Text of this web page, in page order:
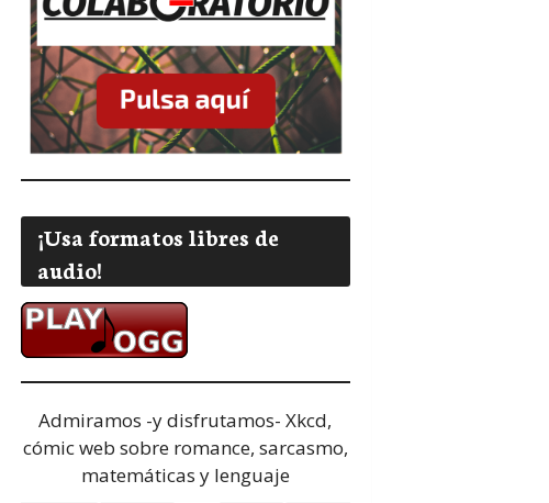
¡Usa formatos libres de
audio!
Admiramos -y disfrutamos- Xkcd,
cómic web sobre romance, sarcasmo,
matemáticas y lenguaje